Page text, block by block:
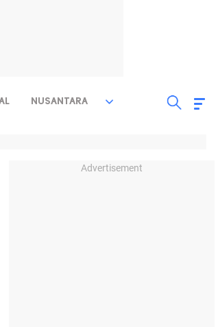
NUSANTARA
Advertisement